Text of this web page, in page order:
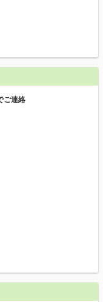
ご連絡